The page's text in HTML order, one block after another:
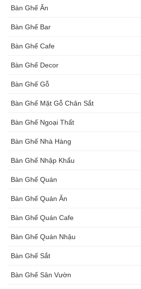
đen, xám
chân trụ
thép sơn
tĩnh điện
Bàn Ghế Ăn
Bàn Ghế Bar
Bàn Ghế Cafe
Bàn Ghế Decor
Bàn Ghế Gỗ
Bàn Ghế Mặt Gỗ Chân Sắt
Bàn Ghế Ngoại Thất
Bàn Ghế Nhà Hàng
Bàn Ghế Nhập Khẩu
Bàn Ghế Quán
Bàn Ghế Quán Ăn
Bàn Ghế Quán Cafe
Bàn Ghế Quán Nhậu
Bàn Ghế Sắt
Bàn Ghế Sân Vườn